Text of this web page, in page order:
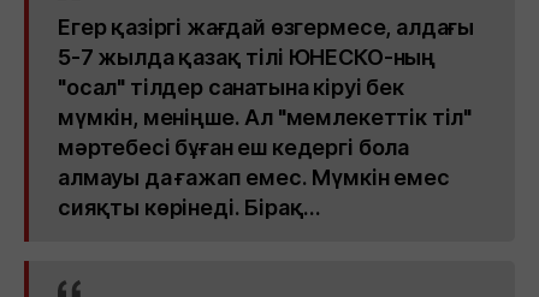
Егер қазіргі жағдай өзгермесе, алдағы
5-7 жылда қазақ тілі ЮНЕСКО-ның
"осал" тілдер санатына кіруі бек
мүмкін, меніңше. Ал "мемлекеттік тіл"
мәртебесі бұған еш кедергі бола
алмауы да ғажап емес. Мүмкін емес
сияқты көрінеді. Бірақ...